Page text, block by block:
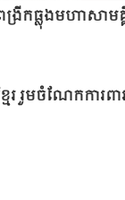
ង្រីកធ្លុងមហាសាម
រ រួមចំណែកការពា